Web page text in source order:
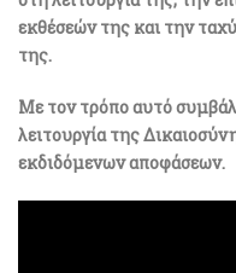
εκθέσεών της και την
της.
Με τον τρόπο αυτό
λειτουργία της
εκδιδόμενων αποφάσεων.